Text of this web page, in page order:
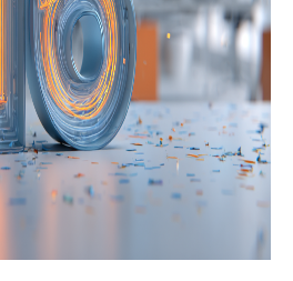
лаборатория
обучения
на